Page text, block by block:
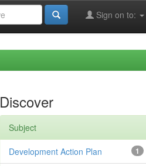
Sign on to:
Discover
Subject
1
Development Action Plan